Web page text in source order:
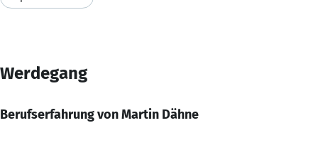
Werdegang
Berufserfahrung von Martin Dähne